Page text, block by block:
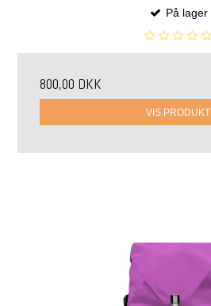
På lager
800,00 DKK
VIS PRODUKT